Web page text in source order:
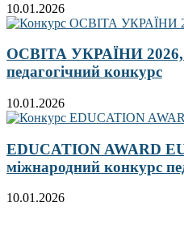
10.01.2026
ОСВІТА УКРАЇНИ 2026,
педагогічний конкурс
10.01.2026
EDUCATION AWARD
міжнародний конкурс
10.01.2026